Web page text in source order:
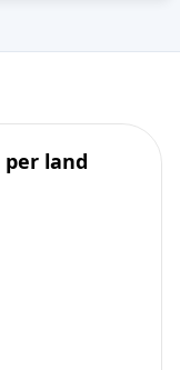
per land